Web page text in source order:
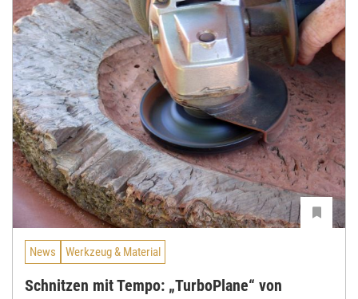
News Werkzeug & Material
Schnitzen mit Tempo: „TurboPlane“ von